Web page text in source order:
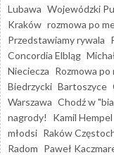
Lubawa Wojewódzki
Kraków rozmowa po
Przedstawiamy rywala
Concordia Elbląg
Nieciecza Rozmowa po
Biedrzycki Bartoszyce
Warszawa Chodź w
nagrody!
Kamil Hempel
młodsi Raków
Radom Paweł